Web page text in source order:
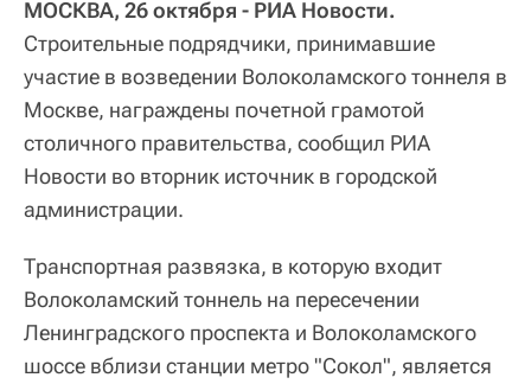
МОСКВА, 26 октября - РИА Новости.
Строительные подрядчики, принимавшие
участие в возведении Волоколамского тоннеля в
Москве, награждены почетной грамотой
столичного правительства, сообщил РИА
Новости во вторник источник в городской
администрации.
Транспортная развязка, в которую входит
Волоколамский тоннель на пересечении
Ленинградского проспекта и Волоколамского
шоссе вблизи станции метро "Сокол", является